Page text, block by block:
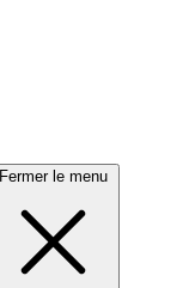
Fermer le menu